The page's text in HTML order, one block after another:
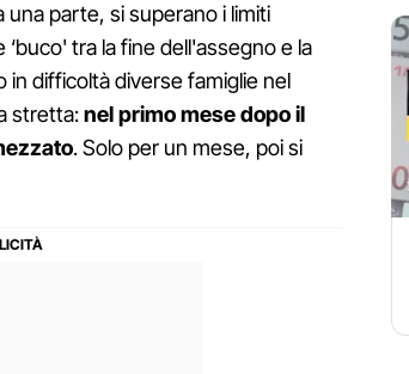
una parte, si superano i limiti
tra la fine dell'assegno e la
in difficoltà diverse famiglie nel
stretta:nel primo mese dopo il
. Solo per un mese, poi si